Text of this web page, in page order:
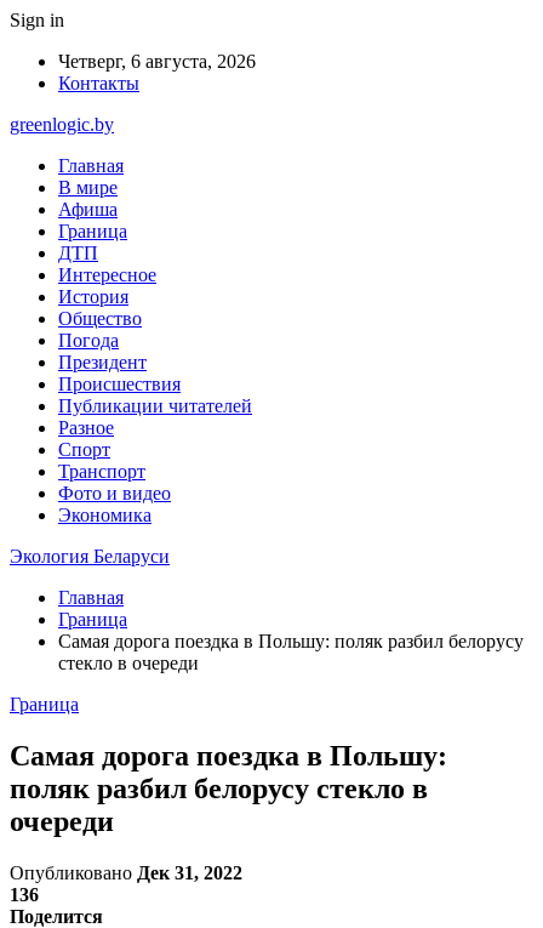
Sign in
Четверг, 6 августа, 2026
Контакты
greenlogic.by
Главная
В мире
Афиша
Граница
ДТП
Интересное
История
Общество
Погода
Президент
Происшествия
Публикации читателей
Разное
Спорт
Транспорт
Фото и видео
Экономика
Экология Беларуси
Главная
Граница
Самая дорога поездка в Польшу: поляк разбил белорусу
стекло в очереди
Граница
Самая дорога поездка в Польшу:
поляк разбил белорусу стекло в
очереди
Опубликовано Дек 31, 2022
136
Поделится